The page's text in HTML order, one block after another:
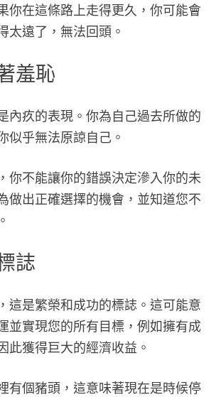
你在這條路上走得更久，你可能會
太遠了，無法回頭。
羞恥
內疚的表現。你為自己過去所做的
似乎無法原諒自己。
你不能讓你的錯誤決定滲入你的未
做出正確選擇的機會，並知道您不
誌
這是繁榮和成功的標誌。這可能意
並實現您的所有目標，例如擁有成
此獲得巨大的經濟收益。
有個豬頭，這意味著現在是時候停